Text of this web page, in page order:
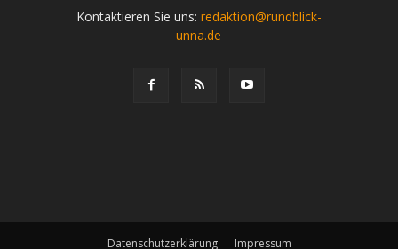
Kontaktieren Sie uns: redaktion@rundblick-
unna.de
Datenschutzerklärung Impressum